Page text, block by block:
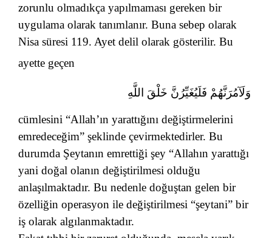
zorunlu olmadıkça yapılmaması gereken bir
uygulama olarak tanımlanır. Buna sebep olarak
Nisa süresi 119. Ayet delil olarak gösterilir. Bu
ayette geçen
وَلَآمُرَنَّهُمْ فَلَيُغَيِّرُنَّ خَلْقَ اللَّهِ
cümlesini “Allah’ın yarattığını değiştirmelerini
emredeceğim” şeklinde çevirmektedirler. Bu
durumda Şeytanın emrettiği şey “Allahın yarattığı
yani doğal olanın değiştirilmesi olduğu
anlaşılmaktadır. Bu nedenle doğuştan gelen bir
özelliğin operasyon ile değiştirilmesi “şeytani” bir
iş olarak algılanmaktadır.